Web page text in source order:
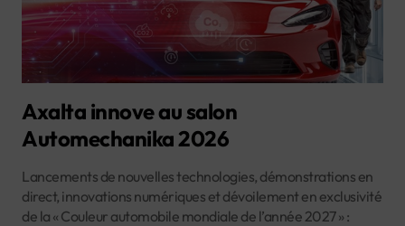
Axalta innove au salon
Automechanika 2026
Lancements de nouvelles technologies, démonstrations en
direct, innovations numériques et dévoilement en exclusivité
de la « Couleur automobile mondiale de l’année 2027 » :